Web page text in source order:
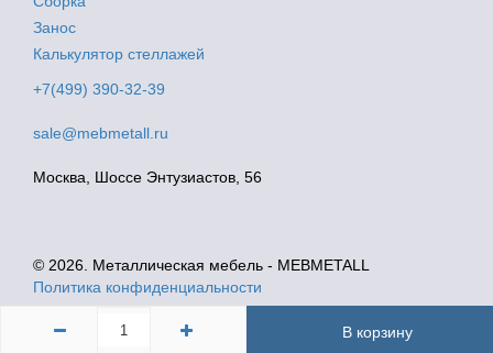
В корзину
Занос
Калькулятор стеллажей
+7(499) 390-32-39
sale@mebmetall.ru
Москва, Шоссе Энтузиастов, 56
© 2026. Металлическая мебель - MEBMETALL
Политика конфиденциальности